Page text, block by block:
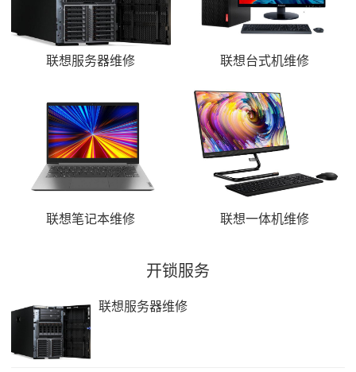
联想服务器维修 联想台式机维修
联想笔记本维修 联想一体机维修
开锁服务
联想服务器维修